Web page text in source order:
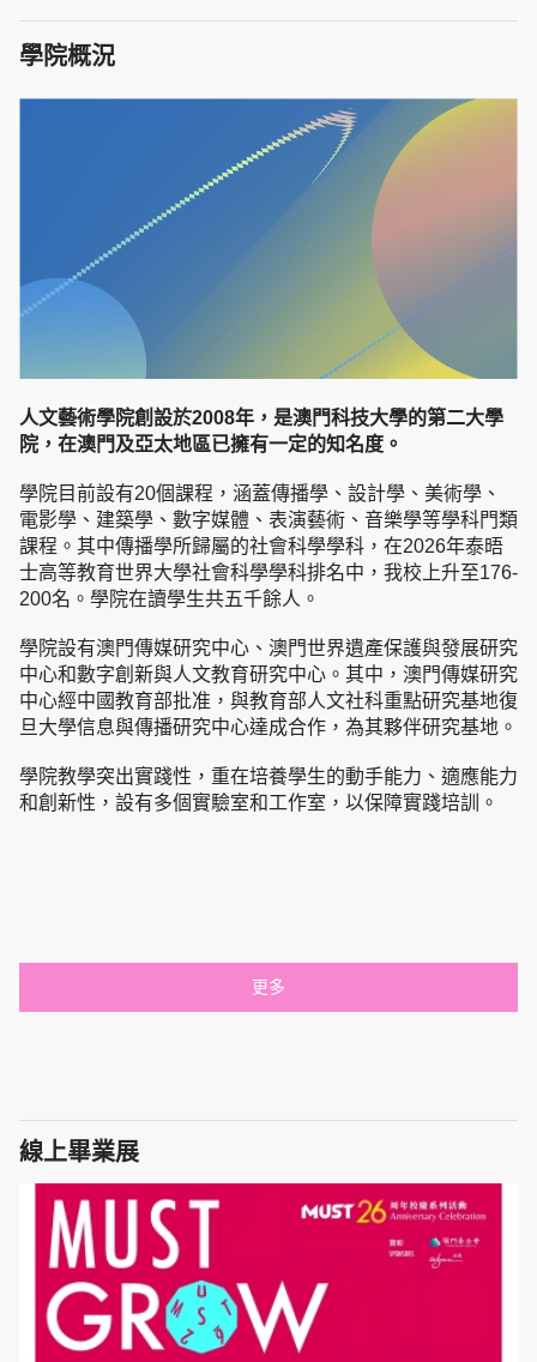
學院概況
人文藝術學院創設於2008年，是澳門科技大學的第二大學
院，在澳門及亞太地區已擁有一定的知名度。
學院目前設有20個課程，涵蓋傳播學、設計學、美術學、
電影學、建築學、數字媒體、表演藝術、音樂學等學科門類
課程。其中傳播學所歸屬的社會科學學科，在2026年泰晤
士高等教育世界大學社會科學學科排名中，我校上升至176-
200名。學院在讀學生共五千餘人。
學院設有澳門傳媒研究中心、澳門世界遺產保護與發展研究
中心和數字創新與人文教育研究中心。其中，澳門傳媒研究
中心經中國教育部批准，與教育部人文社科重點研究基地復
旦大學信息與傳播研究中心達成合作，為其夥伴研究基地。
學院教學突出實踐性，重在培養學生的動手能力、適應能力
和創新性，設有多個實驗室和工作室， 以保障實踐培訓。
更多
線上畢業展